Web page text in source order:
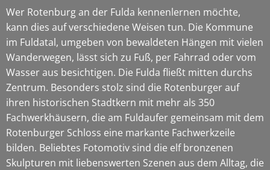
Wer Rotenburg an der Fulda kennenlernen möchte,
kann dies auf verschiedene Weisen tun. Die Kommune
im Fuldatal, umgeben von bewaldeten Hängen mit vielen
Wanderwegen, lässt sich zu Fuß, per Fahrrad oder vom
Wasser aus besichtigen. Die Fulda fließt mitten durchs
Zentrum. Besonders stolz sind die Rotenburger auf
ihren historischen Stadtkern mit mehr als 350
Fachwerkhäusern, die am Fuldaufer gemeinsam mit dem
Rotenburger Schloss eine markante Fachwerkzeile
bilden. Beliebtes Fotomotiv sind die elf bronzenen
Skulpturen mit liebenswerten Szenen aus dem Alltag, die